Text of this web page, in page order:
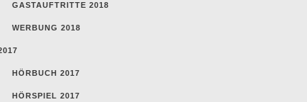
GASTAUFTRITTE 2018
WERBUNG 2018
HÖRBUCH 2017
HÖRSPIEL 2017